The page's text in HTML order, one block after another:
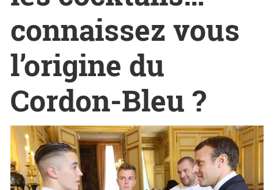
connaissez vous
l’origine du
Cordon-Bleu ?